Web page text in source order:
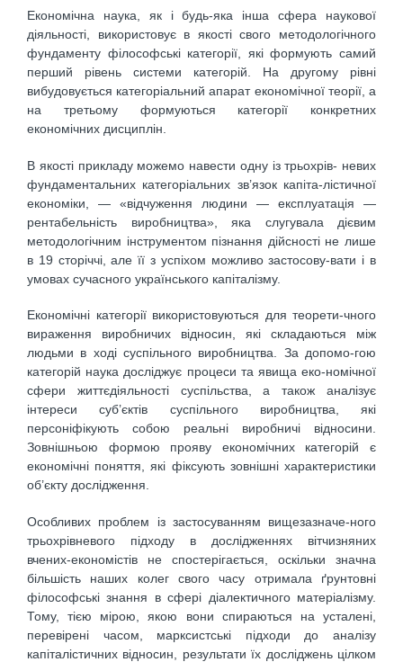
Економічна наука, як і будь-яка інша сфера наукової
діяльності, використовує в якості свого методологічного
фундаменту філософські категорії, які формують самий
перший рівень системи категорій. На другому рівні
вибудовується категоріальний апарат економічної теорії, а
на третьому формуються категорії конкретних
економічних дисциплін.
В якості прикладу можемо навести одну із трьохрів- невих
фундаментальних категоріальних зв’язок капіта-лістичної
економіки, — «відчуження людини — експлуатація —
рентабельність виробництва», яка слугувала дієвим
методологічним інструментом пізнання дійсності не лише
в 19 сторіччі, але її з успіхом можливо застосову-вати і в
умовах сучасного українського капіталізму.
Економічні категорії використовуються для теорети-чного
вираження виробничих відносин, які складаються між
людьми в ході суспільного виробництва. За допомо-гою
категорій наука досліджує процеси та явища еко-номічної
сфери життєдіяльності суспільства, а також аналізує
інтереси суб’єктів суспільного виробництва, які
персоніфікують собою реальні виробничі відносини.
Зовнішньою формою прояву економічних категорій є
економічні поняття, які фіксують зовнішні характеристики
об’єкту дослідження.
Особливих проблем із застосуванням вищезазначе-ного
трьохрівневого підходу в дослідженнях вітчизняних
вчених-економістів не спостерігається, оскільки значна
більшість наших колег свого часу отримала ґрунтовні
філософські знання в сфері діалектичного матеріалізму.
Тому, тією мірою, якою вони спираються на усталені,
перевірені часом, марксистські підходи до аналізу
капіталістичних відносин, результати їх досліджень цілком